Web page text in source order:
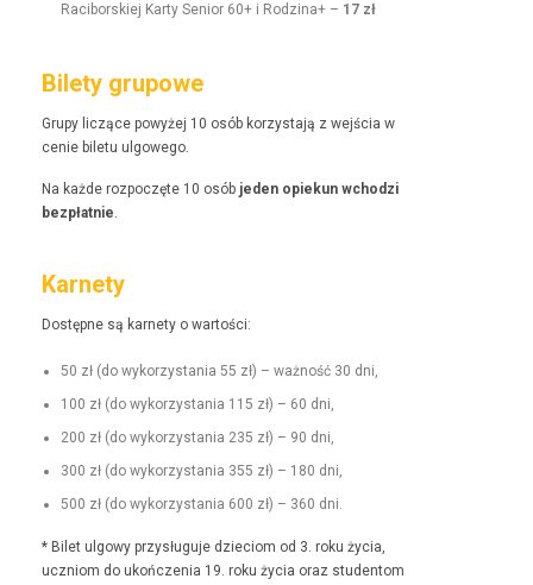
Raci­borskiej Kar­ty Senior 60+ i Rodz­i­na+ – 17 zł
Bilety grupowe
Grupy liczące powyżej 10 osób korzys­ta­ją z wejś­cia w
cenie bile­tu ulgowego.
Na każde rozpoczęte 10 osób jeden opiekun wchodzi
bezpłat­nie.
Karnety
Dostęp­ne są kar­ne­ty o wartości:
50 zł (do wyko­rzys­ta­nia 55 zł) – ważność 30 dni,
100 zł (do wyko­rzys­ta­nia 115 zł) – 60 dni,
200 zł (do wyko­rzys­ta­nia 235 zł) – 90 dni,
300 zł (do wyko­rzys­ta­nia 355 zł) – 180 dni,
500 zł (do wyko­rzys­ta­nia 600 zł) – 360 dni.
* Bilet ulgo­wy przysługu­je dzieciom od 3. roku życia,
uczniom do ukończenia 19. roku życia oraz stu­den­tom